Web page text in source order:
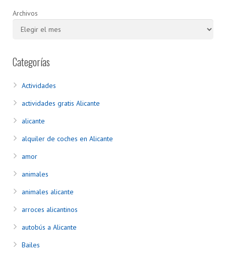
Archivos
Categorías
Actividades
actividades gratis Alicante
alicante
alquiler de coches en Alicante
amor
animales
animales alicante
arroces alicantinos
autobús a Alicante
Bailes